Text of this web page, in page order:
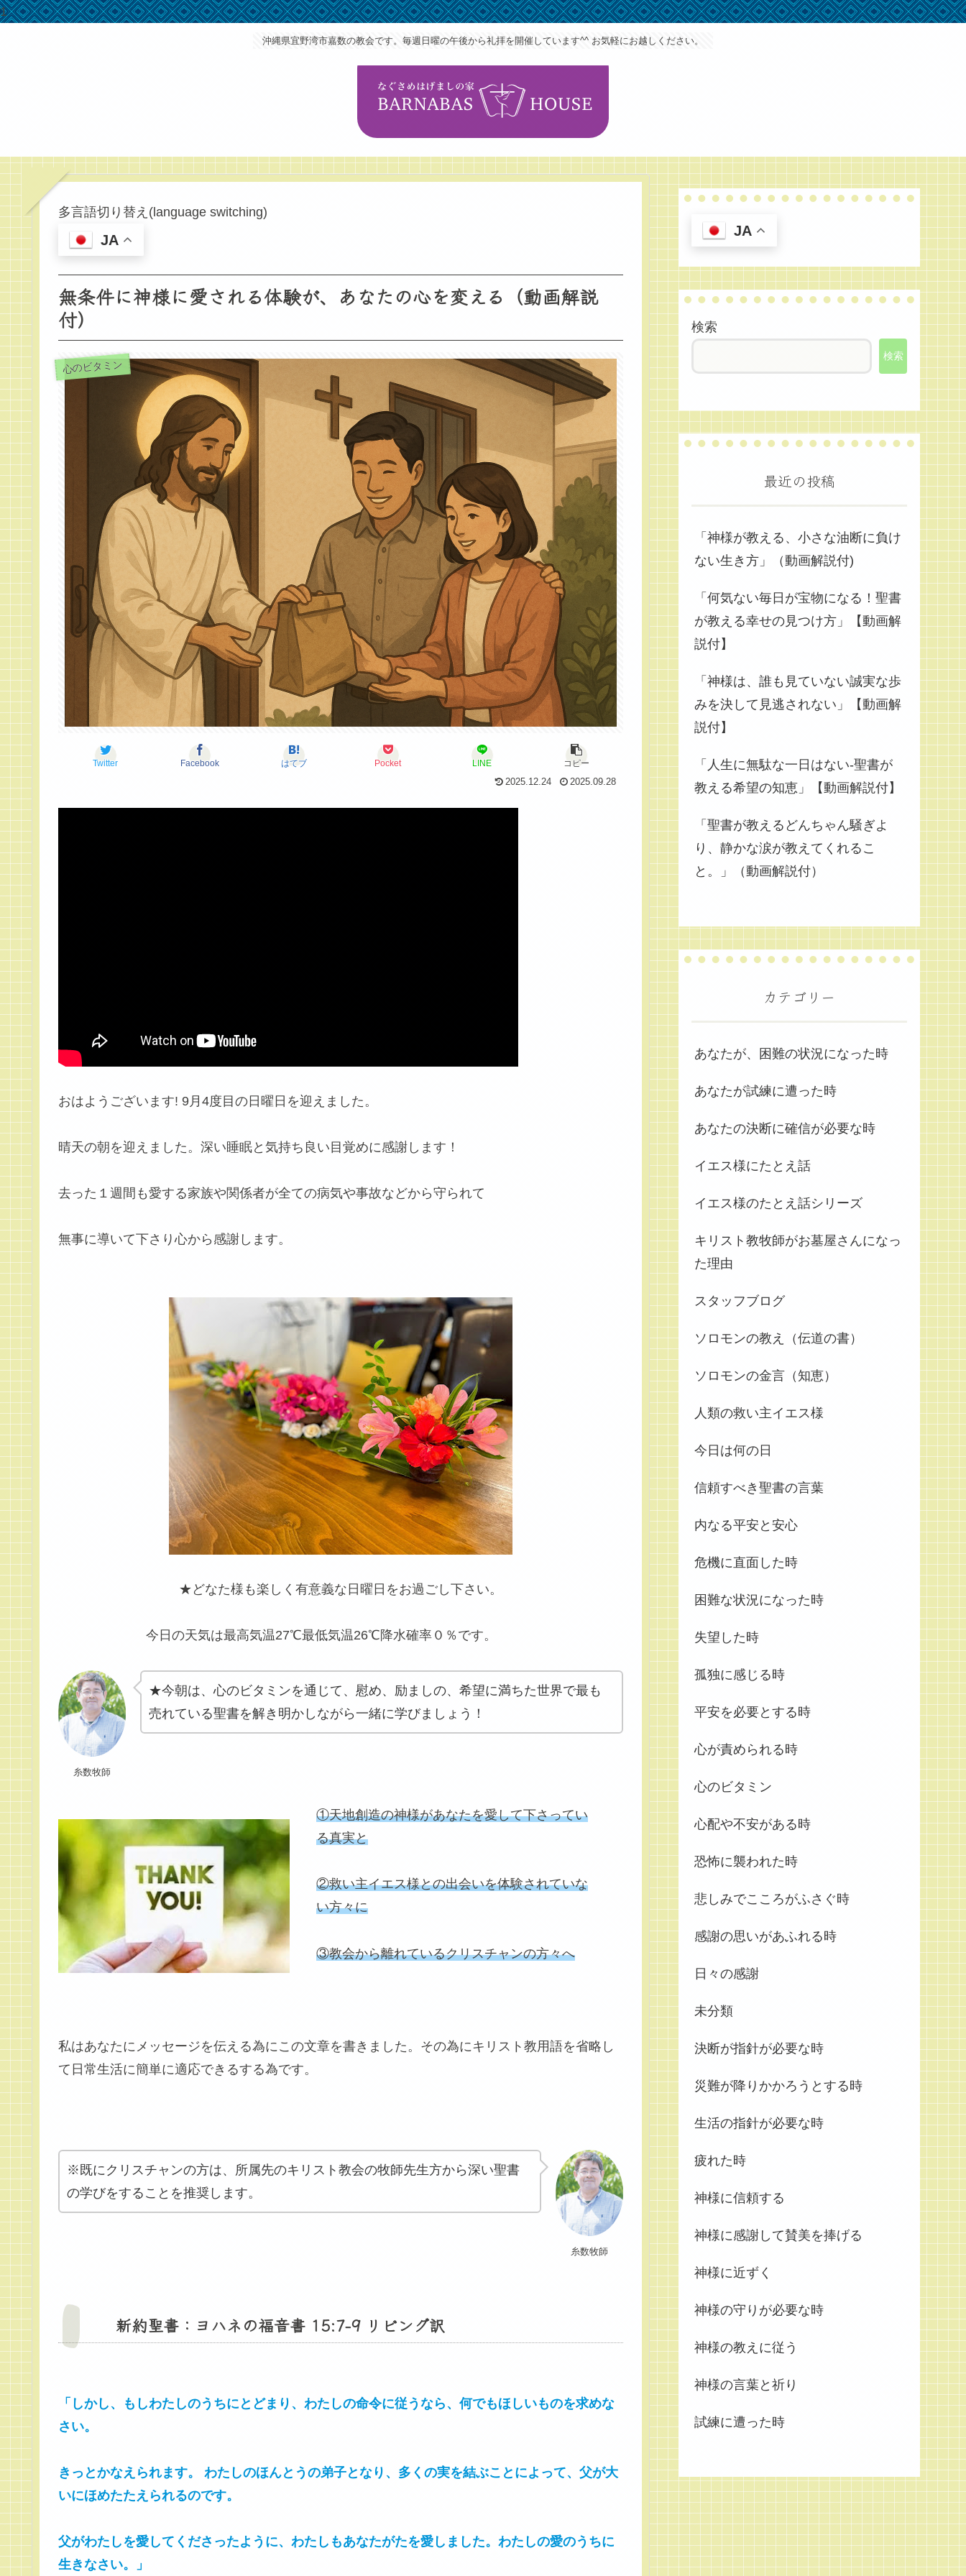
1
沖縄県宜野湾市嘉数の教会です。毎週日曜の午後から礼拝を開催しています^^ お気軽にお越しください。
多言語切り替え(language switching)
JA
無条件に神様に愛される体験が、あなたの心を変える（動画解説
付）
心のビタミン
Twitter Facebook はてブ Pocket LINE
コピー
2025.12.24
2025.09.28
おはようございます! 9月4度目の日曜日を迎えました。
晴天の朝を迎えました。深い睡眠と気持ち良い目覚めに感謝します！
去った１週間も愛する家族や関係者が全ての病気や事故などから守られて
無事に導いて下さり心から感謝します。
★どなた様も楽しく有意義な日曜日をお過ごし下さい。
今日の天気は最高気温27℃最低気温26℃降水確率０％です。
糸数牧師
★今朝は、心のビタミンを通じて、慰め、励ましの、希望に満ちた世界で最も
売れている聖書を解き明かしながら一緒に学びましょう！
①天地創造の神様があなたを愛して下さってい
る真実と
②救い主イエス様との出会いを体験されていな
い方々に
③教会から離れているクリスチャンの方々へ
私はあなたにメッセージを伝える為にこの文章を書きました。その為にキリスト教用語を省略し
て日常生活に簡単に適応できるする為です。
糸数牧師
※既にクリスチャンの方は、所属先のキリスト教会の牧師先生方から深い聖書
の学びをすることを推奨します。
新約聖書：ヨハネの福音書 15:7-9 リビング訳
「しかし、もしわたしのうちにとどまり、わたしの命令に従うなら、何でもほしいものを求めな
さい。
きっとかなえられます。 わたしのほんとうの弟子となり、多くの実を結ぶことによって、父が大
いにほめたたえられるのです。
父がわたしを愛してくださったように、わたしもあなたがたを愛しました。わたしの愛のうちに
生きなさい。」
JA
検索
検索
最近の投稿
「神様が教える、小さな油断に負け
ない生き方」（動画解説付)
「何気ない毎日が宝物になる！聖書
が教える幸せの見つけ方」【動画解
説付】
「神様は、誰も見ていない誠実な歩
みを決して見逃されない」【動画解
説付】
「人生に無駄な一日はない-聖書が
教える希望の知恵」【動画解説付】
「聖書が教えるどんちゃん騒ぎよ
り、静かな涙が教えてくれるこ
と。」（動画解説付）
カテゴリー
あなたが、困難の状況になった時
あなたが試練に遭った時
あなたの決断に確信が必要な時
イエス様にたとえ話
イエス様のたとえ話シリーズ
キリスト教牧師がお墓屋さんになっ
た理由
スタッフブログ
ソロモンの教え（伝道の書）
ソロモンの金言（知恵）
人類の救い主イエス様
今日は何の日
信頼すべき聖書の言葉
内なる平安と安心
危機に直面した時
困難な状況になった時
失望した時
孤独に感じる時
平安を必要とする時
心が責められる時
心のビタミン
心配や不安がある時
恐怖に襲われた時
悲しみでこころがふさぐ時
感謝の思いがあふれる時
日々の感謝
未分類
決断が指針が必要な時
災難が降りかかろうとする時
生活の指針が必要な時
疲れた時
神様に信頼する
神様に感謝して賛美を捧げる
神様に近ずく
神様の守りが必要な時
神様の教えに従う
神様の言葉と祈り
試練に遭った時